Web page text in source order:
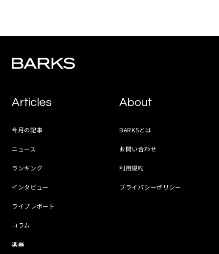
Articles
今月の記事
ニュース
ランキング
インタビュー
ライブレポート
コラム
楽器
About
BARKSとは
お問い合わせ
利用規約
プライバシーポリシー